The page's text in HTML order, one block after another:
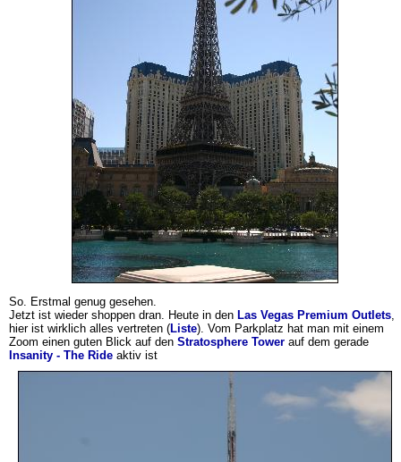
So. Erstmal genug gesehen.
Jetzt ist wieder shoppen dran. Heute in den Las Vegas Premium Outlets,
hier ist wirklich alles vertreten (Liste). Vom Parkplatz hat man mit einem
Zoom einen guten Blick auf den Stratosphere Tower auf dem gerade
Insanity - The Ride aktiv ist